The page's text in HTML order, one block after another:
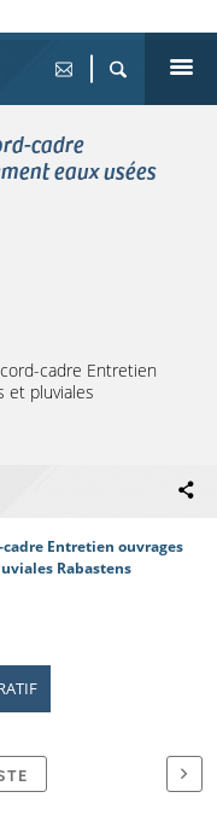
cadre
eaux usées
cadre Entretien
et pluviales
cadre Entretien ouvrages
Rabastens